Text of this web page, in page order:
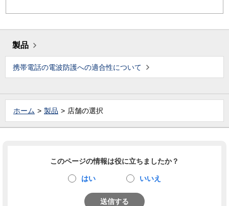
製品
携帯電話の電波防護への適合性について
ホーム 製品 店舗の選択
このページの情報は役に立ちましたか？
はい いいえ
送信する